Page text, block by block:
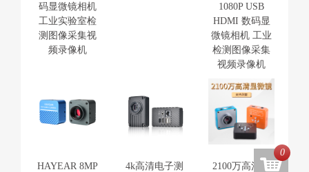
0
码显微镜相机
工业实验室检
测图像采集视
频录像机
1080P USB
HDMI 数码显
微镜相机 工业
检测图像采集
视频录像机
HAYEAR 8MP 4k高清电子测 2100万高清显